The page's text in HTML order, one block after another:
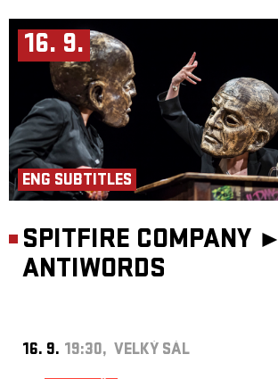
16. 9.
ENG SUBTITLES
SPITFIRE COMPANY ►
ANTIWORDS
16. 9. 19:30, VELKÝ SÁL